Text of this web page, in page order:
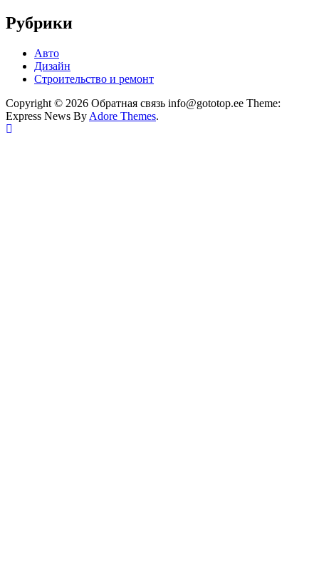
Рубрики
Авто
Дизайн
Строительство и ремонт
Copyright © 2026 Обратная связь info@gototop.ee Theme:
Express News By Adore Themes.